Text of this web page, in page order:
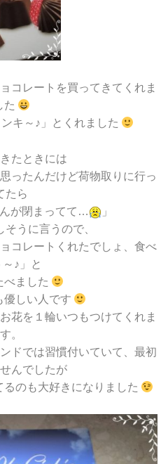
コレートを買ってきてくれま
た
キ～♪」とくれました
たときには
ったんだけど荷物取りに行っ
たら
が閉まってて…
」
そうに言うので、
コレートくれたでしょ、食べ
～♪」と
べました
優しい人です
花を１輪いつもつけてくれま
す。
ドでは習慣付いていて、最初
んでしたが
のも大好きになりました